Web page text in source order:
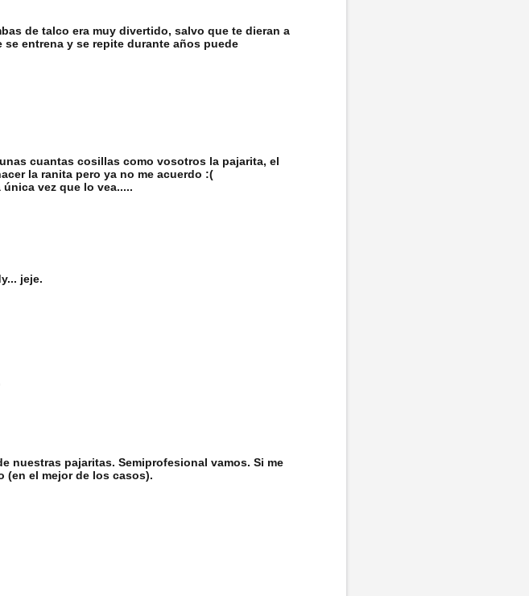
de talco era muy divertido, salvo que te dieran a
entrena y se repite durante años puede
cuantas cosillas como vosotros la pajarita, el
la ranita pero ya no me acuerdo :(
vez que lo vea.....
jeje.
nuestras pajaritas. Semiprofesional vamos. Si me
(en el mejor de los casos).